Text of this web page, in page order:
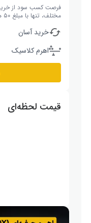
مختلف، تنها با مبلغ ۵۰ هزار تومان در اختیار شماست.
خرید آسان
اهرم کلاسیک
قیمت لحظه‌ای